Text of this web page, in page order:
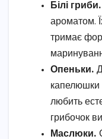
Білі гриби.
ароматом.
тримає
Опеньки.
капелюшки
любить
грибочок
Маслюки.